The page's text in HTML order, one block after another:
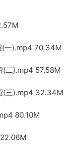
一).mp4 70.34M
二).mp4 57.58M
(三).mp4 32.34M
80.10M